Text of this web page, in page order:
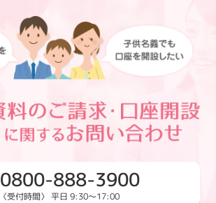
0800-888-3900
〈受付時間〉 平日 9:30～17:00